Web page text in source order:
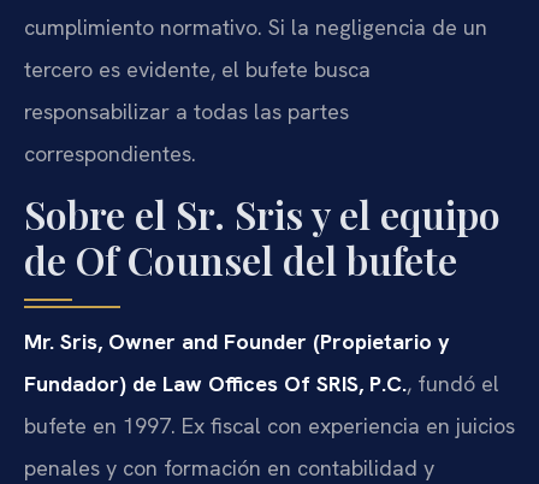
cumplimiento normativo. Si la negligencia de un
tercero es evidente, el bufete busca
responsabilizar a todas las partes
correspondientes.
Sobre el Sr. Sris y el equipo
de Of Counsel del bufete
Mr. Sris, Owner and Founder (Propietario y
Fundador) de Law Offices Of SRIS, P.C., fundó el
bufete en 1997. Ex fiscal con experiencia en juicios
penales y con formación en contabilidad y